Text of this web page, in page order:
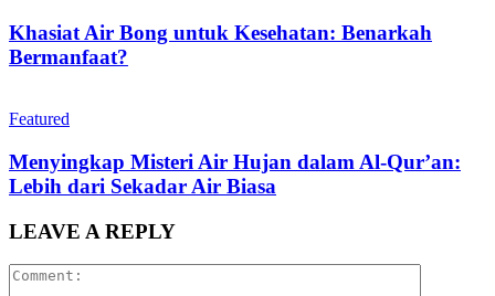
Khasiat Air Bong untuk Kesehatan: Benarkah
Bermanfaat?
Featured
Menyingkap Misteri Air Hujan dalam Al-Qur’an:
Lebih dari Sekadar Air Biasa
LEAVE A REPLY